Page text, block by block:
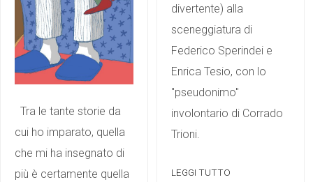
divertente) alla
sceneggiatura di
Federico Sperindei e
Enrica Tesio, con lo
"pseudonimo"
involontario di Corrado
Trioni.
LEGGI TUTTO
Tra le tante storie da
cui ho imparato, quella
che mi ha insegnato di
più è certamente quella